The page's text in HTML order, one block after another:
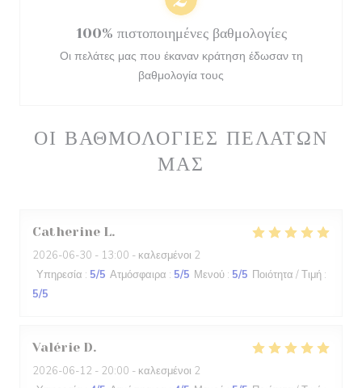
ΟΙ ΒΑΘΜΟΛΟΓΊΕΣ ΠΕΛΑΤΏΝ
ΜΑΣ
Catherine L
2026-06-30 - 13:00 - καλεσμένοι 2
Υπηρεσία : 5/5 Ατμόσφαιρα : 5/5 Μενού : 5/5 Ποιότητα / Τιμή :
5/5
Valérie D
2026-06-12 - 20:00 - καλεσμένοι 2
100% πιστοποιημένες βαθμολογίες
Οι πελάτες μας που έκαναν κράτηση έδωσαν τη
βαθμολογία τους